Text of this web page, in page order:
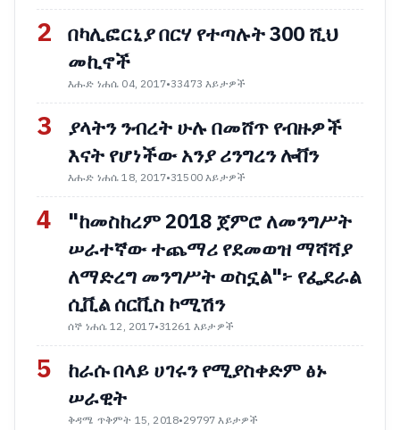
2 በካሊፎርኒያ በርሃ የተጣሉት 300 ሺህ
መኪኖች
እሑድ ነሐሴ 04, 2017•33473 እይታዎች
3
ያላትን ንብረት ሁሉ በመሸጥ የብዙዎች
እናት የሆነችው አንያ ሪንግረን ሎቨን
እሑድ ነሐሴ 18, 2017•31500 እይታዎች
4
"ከመስከረም 2018 ጀምሮ ለመንግሥት
ሠራተኛው ተጨማሪ የደመወዝ ማሻሻያ
ለማድረግ መንግሥት ወስኗል"፦ የፌደራል
ሲቪል ሰርቪስ ኮሚሽን
ሰኞ ነሐሴ 12, 2017•31261 እይታዎች
5
ከራሱ በላይ ሀገሩን የሚያስቀድም ፅኑ
ሠራዊት
ቅዳሜ ጥቅምት 15, 2018•29797 እይታዎች